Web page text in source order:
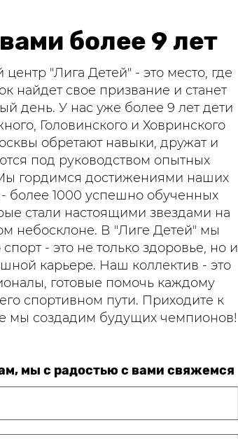
более 9 лет
"Лига Детей" - это место, где
найдет свое призвание и станет
день. У нас уже более 9 лет дети
Головинского и Ховринского
обретают навыки, дружат и
под руководством опытных
гордимся достижениями наших
более 1000 успешно обученных
стали настоящими звездами на
небосклоне. В "Лиге Детей" мы
- это не только здоровье, но и
карьере. Наш коллектив - это
готовые помочь каждому
спортивном пути. Приходите к
мы создадим будущих чемпионов!
мы с радостью с вами свяжемся